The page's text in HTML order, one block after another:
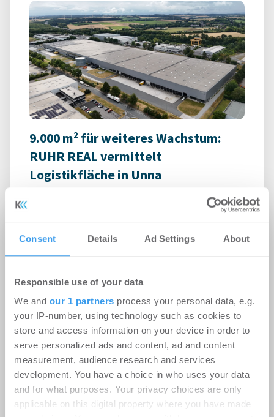
Consent Details Ad Settings About
Responsible use of your data
We and our 1 partners process your personal data, e.g.
your IP-number, using technology such as cookies to
store and access information on your device in order to
serve personalized ads and content, ad and content
measurement, audience research and services
development. You have a choice in who uses your data
and for what purposes. Your privacy choices are only
applicable on this digital property where you have made
9.000 m² für weiteres Wachstum:
RUHR REAL vermittelt
Logistikfläche in Unna
registriert, erstellen Sie sich jetzt Ihren